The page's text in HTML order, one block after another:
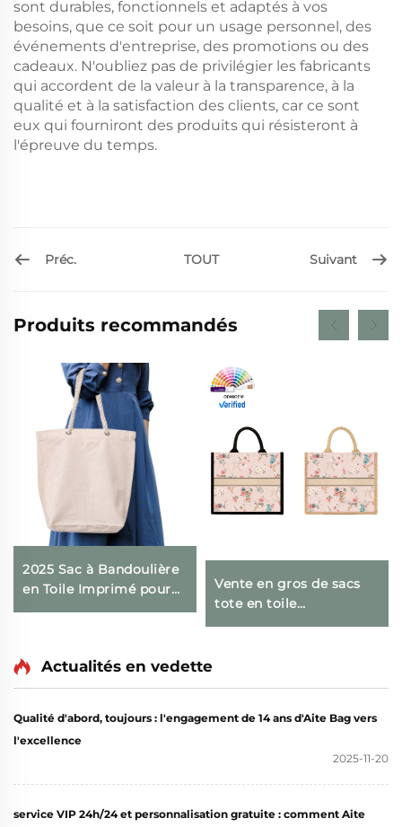
sont durables, fonctionnels et adaptés à vos
besoins, que ce soit pour un usage personnel, des
événements d'entreprise, des promotions ou des
cadeaux. N'oubliez pas de privilégier les fabricants
qui accordent de la valeur à la transparence, à la
qualité et à la satisfaction des clients, car ce sont
eux qui fourniront des produits qui résisteront à
l'épreuve du temps.
Préc. TOUT Suivant
Produits recommandés
2025 Sac à Bandoulière
en Toile Imprimé pour
Femme, Grande
Transfrontalière et
Cabas
Vente en gros de sacs
tote en toile
personnalisés avec
thermique, idéal comme
Actualités en vedette
Qualité d'abord, toujours : l'engagement de 14 ans d'Aite Bag vers
l'excellence
2025-11-20
service VIP 24h/24 et personnalisation gratuite : comment Aite